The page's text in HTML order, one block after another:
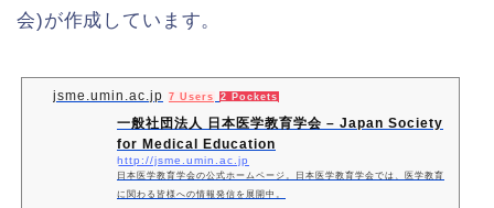
会)が作成しています。
jsme.umin.ac.jp 7 Users 2 Pockets
一般社団法人 日本医学教育学会 – Japan Society
for Medical Education
http://jsme.umin.ac.jp
日本医学教育学会の公式ホームページ。日本医学教育学会では、医学教育
に関わる皆様への情報発信を展開中。